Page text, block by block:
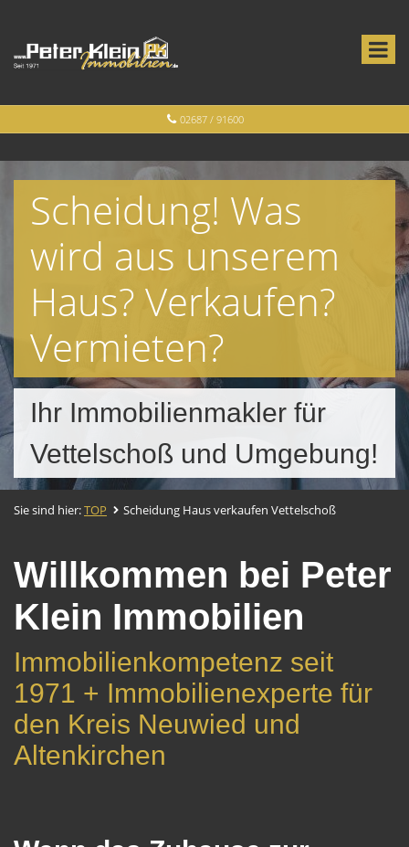
02687 / 91600
Scheidung! Was
wird aus unserem
Haus? Verkaufen?
Vermieten?
Ihr Immobilienmakler für
Vettelschoß und Umgebung!
Sie sind hier:TOP Scheidung Haus verkaufen Vettelschoß
Willkommen bei Peter
Klein Immobilien
Immobilienkompetenz seit
1971 + Immobilienexperte für
den Kreis Neuwied und
Altenkirchen